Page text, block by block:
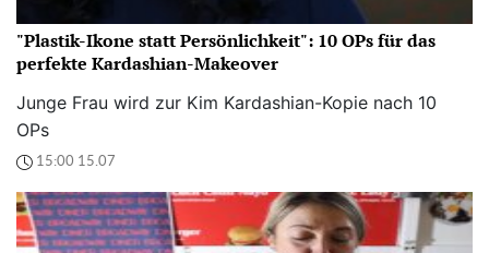
"Plastik-Ikone statt Persönlichkeit": 10 OPs für das
perfekte Kardashian-Makeover
Junge Frau wird zur Kim Kardashian-Kopie nach 10
OPs
15:00 15.07